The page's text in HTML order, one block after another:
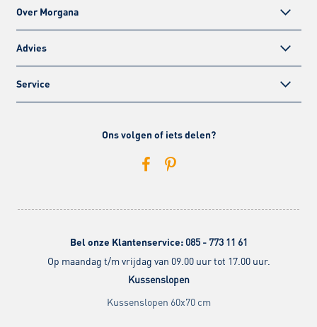
Over Morgana
Advies
Service
Ons volgen of iets delen?
Bel onze Klantenservice: 085 - 773 11 61
Op maandag t/m vrijdag van 09.00 uur tot 17.00 uur.
Kussenslopen
Kussenslopen 60x70 cm